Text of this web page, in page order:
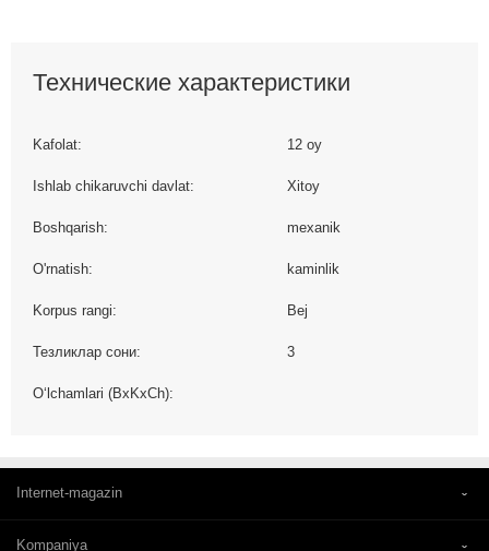
Технические характеристики
Kafolat: 12 oy
Ishlab chikaruvchi davlat: Xitoy
Boshqarish: mexanik
O'rnatish: kaminlik
Korpus rangi: Bej
Тезликлар сони: 3
O‘lchamlari (BxKxCh):
Internet-magazin
Kompaniya